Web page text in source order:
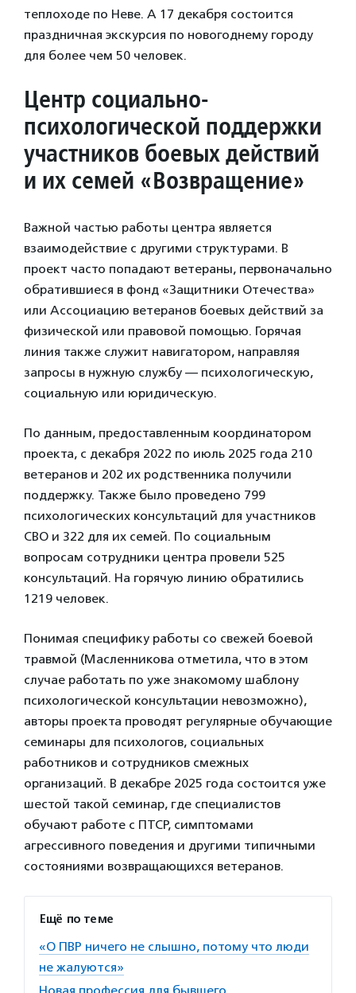
теплоходе по Неве. А 17 декабря состоится
праздничная экскурсия по новогоднему городу
для более чем 50 человек.
Центр социально-
психологической поддержки
участников боевых действий
и их семей «Возвращение»
Важной частью работы центра является
взаимодействие с другими структурами. В
проект часто попадают ветераны, первоначально
обратившиеся в фонд «Защитники Отечества»
или Ассоциацию ветеранов боевых действий за
физической или правовой помощью. Горячая
линия также служит навигатором, направляя
запросы в нужную службу — психологическую,
социальную или юридическую.
По данным, предоставленным координатором
проекта, с декабря 2022 по июль 2025 года 210
ветеранов и 202 их родственника получили
поддержку. Также было проведено 799
психологических консультаций для участников
СВО и 322 для их семей. По социальным
вопросам сотрудники центра провели 525
консультаций. На горячую линию обратились
1219 человек.
Понимая специфику работы со свежей боевой
травмой (Масленникова отметила, что в этом
случае работать по уже знакомому шаблону
психологической консультации невозможно),
авторы проекта проводят регулярные обучающие
семинары для психологов, социальных
работников и сотрудников смежных
организаций. В декабре 2025 года состоится уже
шестой такой семинар, где специалистов
обучают работе с ПТСР, симптомами
агрессивного поведения и другими типичными
состояниями возвращающихся ветеранов.
Ещё по теме
«О ПВР ничего не слышно, потому что люди
не жалуются»